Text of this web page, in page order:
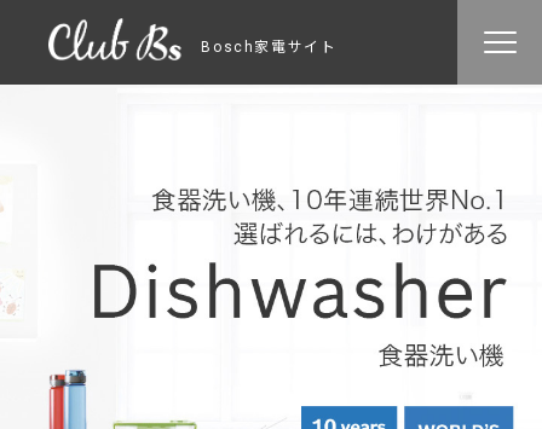
Bosch家電サイト